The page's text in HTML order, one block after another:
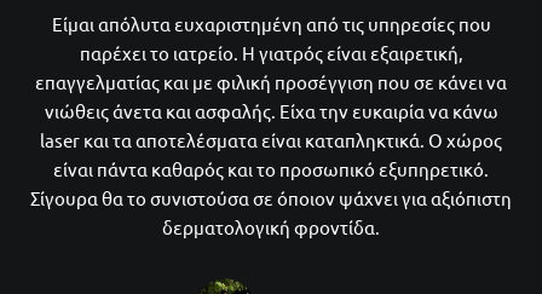
Είμαι απόλυτα ευχαριστημένη από τις υπηρεσίες που
παρέχει το ιατρείο. Η γιατρός είναι εξαιρετική,
επαγγελματίας και με φιλική προσέγγιση που σε κάνει να
νιώθεις άνετα και ασφαλής. Είχα την ευκαιρία να κάνω
laser και τα αποτελέσματα είναι καταπληκτικά. Ο χώρος
είναι πάντα καθαρός και το προσωπικό εξυπηρετικό.
Σίγουρα θα το συνιστούσα σε όποιον ψάχνει για αξιόπιστη
δερματολογική φροντίδα.